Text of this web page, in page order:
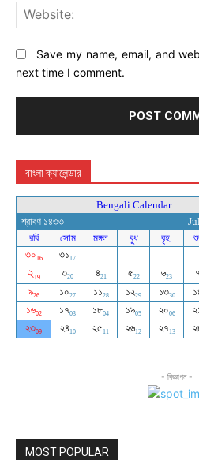
Save my name, email, and
next time I comment.
বাংলা ক্যালেন্ডার
- বিজ্ঞাপন -
MOST POPULAR